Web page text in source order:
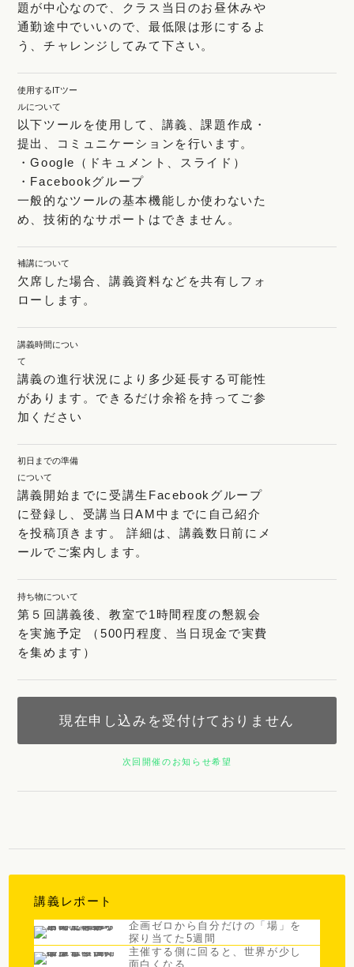
題が中心なので、クラス当日のお昼休みや
通勤途中でいいので、最低限は形にするよ
う、チャレンジしてみて下さい。
使用するITツー
ルについて
以下ツールを使用して、講義、課題作成・
提出、コミュニケーションを行います。
・Google（ドキュメント、スライド）
・Facebookグループ
一般的なツールの基本機能しか使わないた
め、技術的なサポートはできません。
補講について
欠席した場合、講義資料などを共有しフォ
ローします。
講義時間につい
て
講義の進行状況により多少延長する可能性
があります。できるだけ余裕を持ってご参
加ください
初日までの準備
について
講義開始までに受講生Facebookグループ
に登録し、受講当日AM中までに自己紹介
を投稿頂きます。 詳細は、講義数日前にメ
ールでご案内します。
持ち物について
第５回講義後、教室で1時間程度の懇親会
を実施予定 （500円程度、当日現金で実費
を集めます）
現在申し込みを受付けておりません
次回開催のお知らせ希望
講義レポート
企画ゼロから自分だけの「場」を
探り当てた5週間
主催する側に回ると、世界が少し
面白くなる